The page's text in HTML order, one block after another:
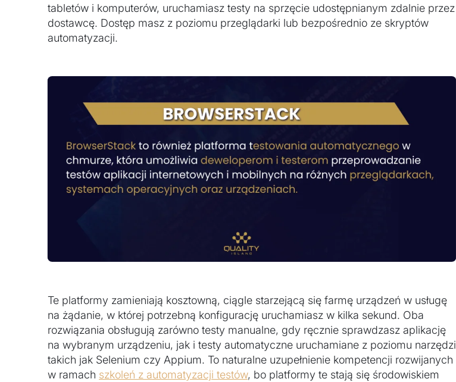
tabletów i komputerów, uruchamiasz testy na sprzęcie udostępnianym zdalnie przez
dostawcę. Dostęp masz z poziomu przeglądarki lub bezpośrednio ze skryptów
automatyzacji.
Te platformy zamieniają kosztowną, ciągle starzejącą się farmę urządzeń w usługę
na żądanie, w której potrzebną konfigurację uruchamiasz w kilka sekund. Oba
rozwiązania obsługują zarówno testy manualne, gdy ręcznie sprawdzasz aplikację
na wybranym urządzeniu, jak i testy automatyczne uruchamiane z poziomu narzędzi
takich jak Selenium czy Appium. To naturalne uzupełnienie kompetencji rozwijanych
w ramach szkoleń z automatyzacji testów, bo platformy te stają się środowiskiem